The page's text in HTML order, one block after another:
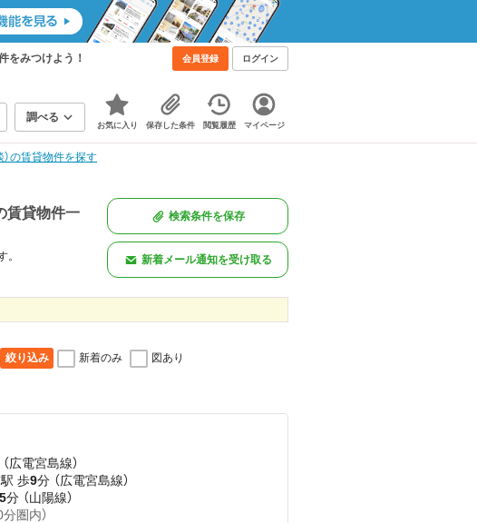
をみつけよう！ 会員登録 ログイン
調べる
お気に入り 保存した条件 閲覧履歴 マイページ
の賃貸物件を探す
賃貸物件一
。
検索条件を保存
新着メール通知を受け取る
絞り込み 新着のみ 図あり
広電宮島線）
歩9分 （広電宮島線）
分 （山陽線）
圏内）